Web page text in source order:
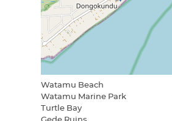
Watamu Beach
Watamu Marine Park
Turtle Bay